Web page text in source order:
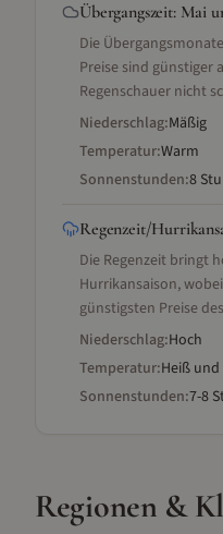
Übergangszeit: Mai
Die
Preise sind günstiger
Regenschauer nicht
Niederschlag:Mäßig
Temperatur:Warm
Sonnenstunden:8
Regenzeit/
Die Regenzeit bringt
Hurrikansaison,
günstigsten Preise
Niederschlag:Hoch
Temperatur:Heiß
Sonnenstunden:7-8
Regionen &